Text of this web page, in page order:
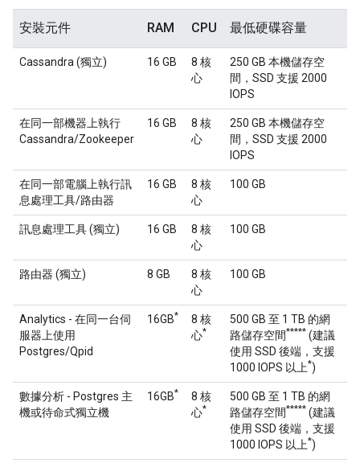
安裝元件 RAM CPU 最低硬碟容量
Cassandra (獨立) 16 GB
8 核
心
250 GB 本機儲存空
間，SSD 支援 2000
IOPS
在同一部機器上執行
Cassandra/Zookeeper
16 GB
8 核
心
250 GB 本機儲存空
間，SSD 支援 2000
IOPS
在同一部電腦上執行訊
息處理工具/路由器
16 GB
8 核
心
100 GB
訊息處理工具 (獨立) 16 GB
8 核
心
100 GB
路由器 (獨立) 8 GB
8 核
心
100 GB
Analytics - 在同一台伺
服器上使用
Postgres/Qpid
16GB*
8 核
心*
500 GB 至 1 TB 的網
路儲存空間***** (建議
使用 SSD 後端，支援
1000 IOPS 以上*)
數據分析 - Postgres 主
機或待命式獨立機
16GB*
8 核
心*
500 GB 至 1 TB 的網
路儲存空間***** (建議
使用 SSD 後端，支援
1000 IOPS 以上*)